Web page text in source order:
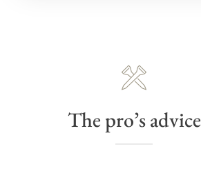
The pro’s advice